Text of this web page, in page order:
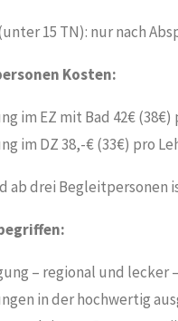
15 TN): nur nach
Kosten:
im EZ mit Bad 42€
im DZ 38,-€ (33€) pro
ab drei
– regional und lecker
in der hochwertig